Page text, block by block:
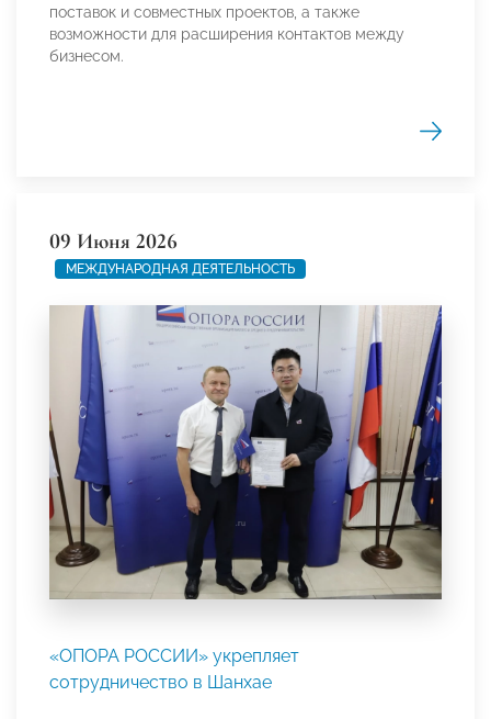
поставок и совместных проектов, а также
возможности для расширения контактов между
бизнесом.
09 Июня 2026
МЕЖДУНАРОДНАЯ ДЕЯТЕЛЬНОСТЬ
«ОПОРА РОССИИ» укрепляет
сотрудничество в Шанхае